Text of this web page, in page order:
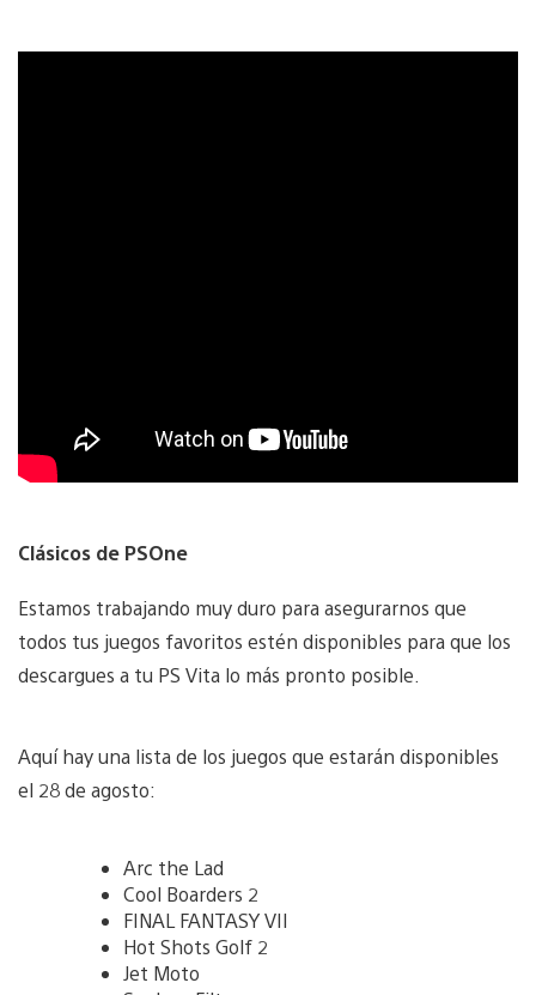
Clásicos de PSOne
Estamos trabajando muy duro para asegurarnos que
todos tus juegos favoritos estén disponibles para que los
descargues a tu PS Vita lo más pronto posible.
Aquí hay una lista de los juegos que estarán disponibles
el 28 de agosto:
Arc the Lad
Cool Boarders 2
FINAL FANTASY VII
Hot Shots Golf 2
Jet Moto